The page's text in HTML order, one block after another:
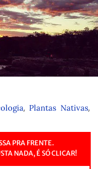
,Plantas Nativas,
PRA FRENTE.
NADA, É SÓ CLICAR!